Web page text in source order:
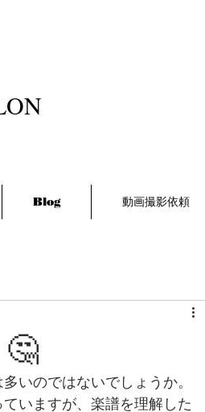
Blog 動画撮影依頼
いのではないでしょうか。
いますが、楽譜を理解した